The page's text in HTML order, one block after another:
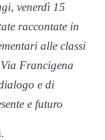
venerdì 15
raccontate in
alle classi
Francigena
e di
e futuro